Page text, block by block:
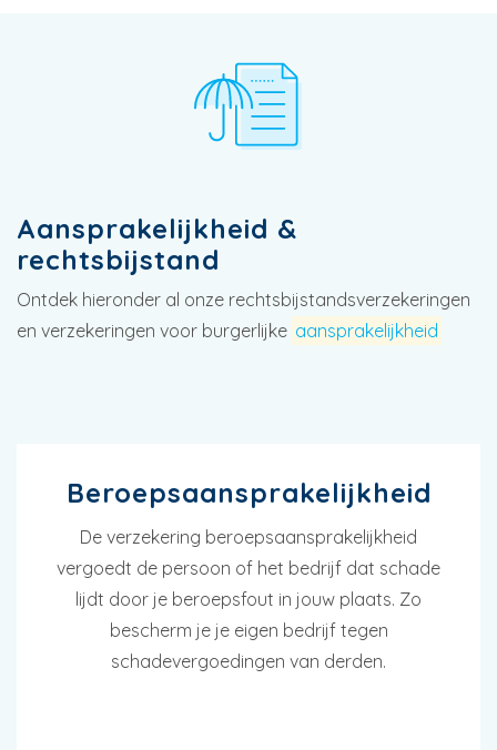
Aansprakelijkheid &
rechtsbijstand
Ontdek hieronder al onze rechtsbijstandsverzekeringen
en verzekeringen voor burgerlijke aansprakelijkheid
Beroepsaansprakelijkheid
De verzekering beroepsaansprakelijkheid
vergoedt de persoon of het bedrijf dat schade
lijdt door je beroepsfout in jouw plaats. Zo
bescherm je je eigen bedrijf tegen
schadevergoedingen van derden.